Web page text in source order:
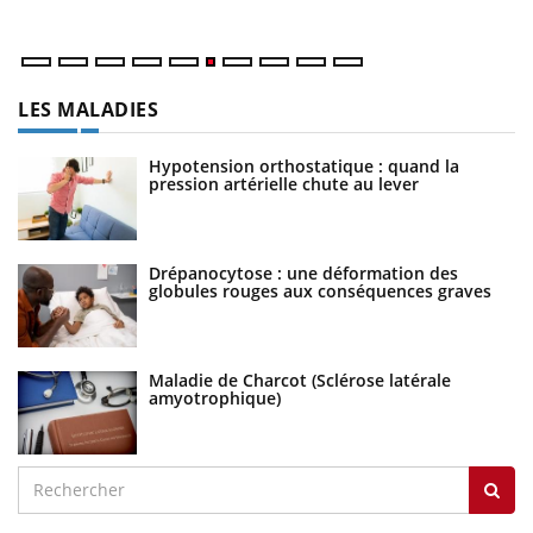
LES MALADIES
Hypotension orthostatique : quand la
pression artérielle chute au lever
Drépanocytose : une déformation des
globules rouges aux conséquences graves
Maladie de Charcot (Sclérose latérale
amyotrophique)